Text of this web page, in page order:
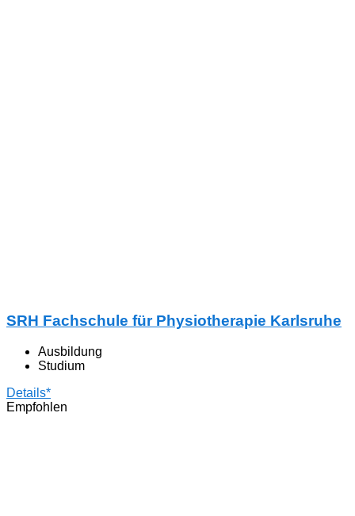
SRH Fachschule für Physiotherapie Karlsruhe
Ausbildung
Studium
Details*
Empfohlen